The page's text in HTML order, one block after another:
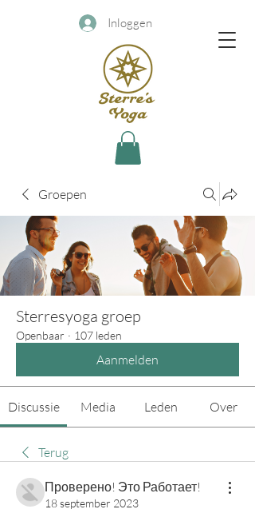
Inloggen
Groepen
Sterresyoga groep
Openbaar · 107 leden
Aanmelden
Discussie Media Leden Over
Terug
Проверено! Это Работает!
18 september 2023